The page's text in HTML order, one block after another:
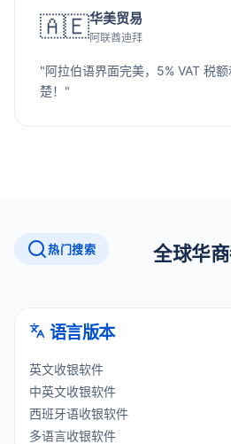
🇦🇪华美贸易
阿联酋迪拜
"阿拉伯语界面完美，5% VAT 税
楚！"
热门搜索 全球华
语言版本
英文收银软件
中英文收银软件
西班牙语收银软件
多语言收银软件